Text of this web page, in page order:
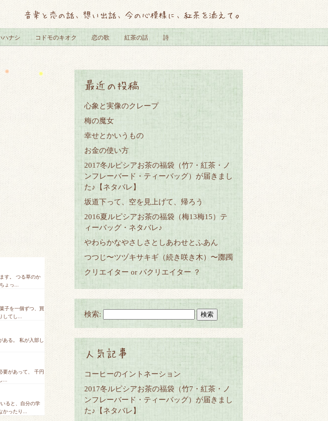
音楽と恋の話、想い出話、今の心模様に、紅茶を添えて。
ハナシ コドモのキオク 恋の歌 紅茶の話 詩
す。 つる草のか
ょっ...
子を一個ずつ、買
してし...
ある。 私が入部し
要があって、 千円
...
ると、自分の学
かったり...
最近の投稿
心象と実像のクレープ
梅の魔女
幸せとかいうもの
お金の使い方
2017冬ルピシアお茶の福袋（竹7・紅茶・ノ
ンフレーバード・ティーバッグ）が届きまし
た♪【ネタバレ】
坂道下って、空を見上げて、帰ろう
2016夏ルピシアお茶の福袋（梅13梅15）テ
ィーバッグ・ネタバレ♪
やわらかなやさしさとしあわせとふあん
つつじ〜ツヅキサキギ（続き咲き木）〜躑躅
クリエイター or パクリエイター ？
検索:
人気記事
コーヒーのイントネーション
2017冬ルピシアお茶の福袋（竹7・紅茶・ノ
ンフレーバード・ティーバッグ）が届きまし
た♪【ネタバレ】